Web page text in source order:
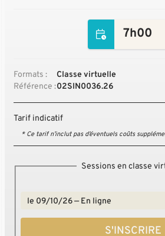
7h00
Formats :
Classe virtuelle
Référence :02SIN0036.26
Tarif indicatif
* Ce tarif n’inclut pas d’éventuels coûts
Sessions en classe
S'INSCRIRE